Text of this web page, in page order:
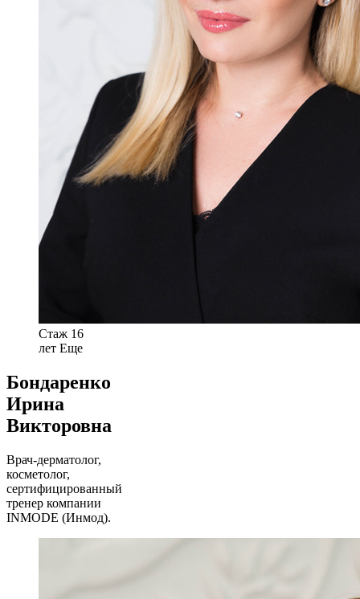
Стаж 16
лет Еще
Бондаренко
Ирина
Викторовна
Врач-дерматолог,
косметолог,
сертифицированный
тренер компании
INMODE (Инмод).